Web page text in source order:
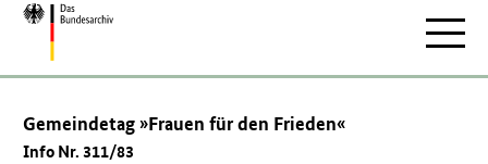
Zur
Gemeindetag »Frauen für den Frieden«
Info Nr. 311/83